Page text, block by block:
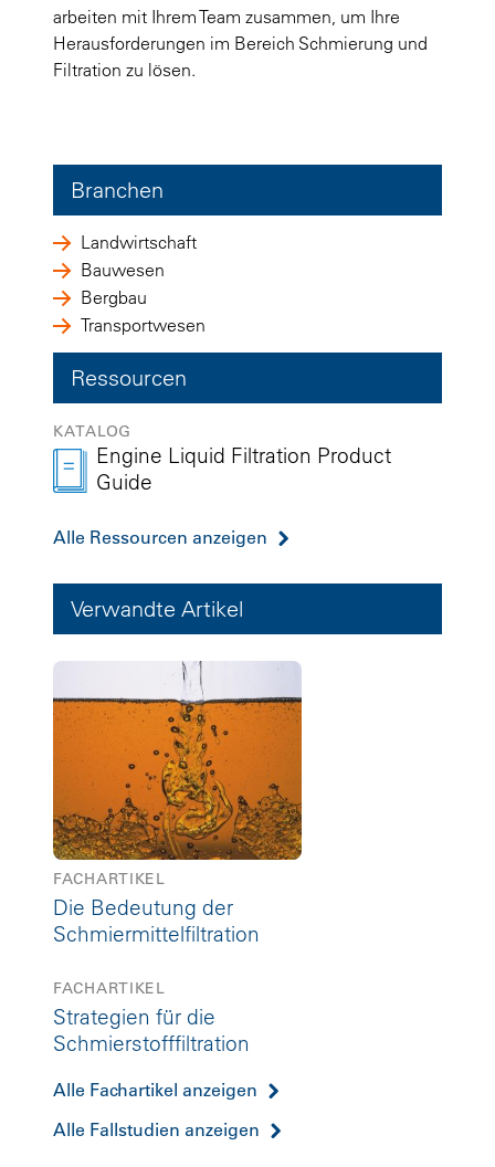
arbeiten mit Ihrem Team zusammen, um Ihre
Herausforderungen im Bereich Schmierung und
Filtration zu lösen.
Branchen
Landwirtschaft
Bauwesen
Bergbau
Transportwesen
Ressourcen
KATALOG
Engine Liquid Filtration Product
Guide
Alle Ressourcen anzeigen
Verwandte Artikel
FACHARTIKEL
Die Bedeutung der
Schmiermittelfiltration
FACHARTIKEL
Strategien für die
Schmierstofffiltration
Alle Fachartikel anzeigen
Alle Fallstudien anzeigen